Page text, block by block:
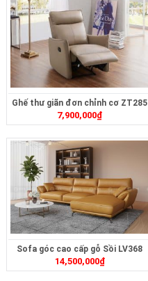
Ghế thư giãn đơn chỉnh cơ ZT285
7,900,000₫
Sofa góc cao cấp gỗ Sồi LV368
14,500,000₫